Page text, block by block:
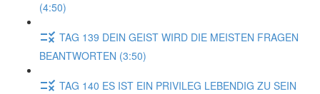
(4:50)
TAG 139 DEIN GEIST WIRD DIE MEISTEN FRAGEN
BEANTWORTEN (3:50)
TAG 140 ES IST EIN PRIVILEG LEBENDIG ZU SEIN